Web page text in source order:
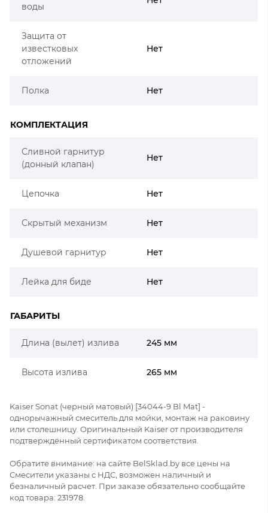
воды
Защита от
известковых
отложений
Нет
Полка Нет
КОМПЛЕКТАЦИЯ
Сливной гарнитур
(донный клапан)
Нет
Цепочка Нет
Скрытый механизм Нет
Душевой гарнитур Нет
Лейка для биде Нет
ГАБАРИТЫ
Длина (вылет) излива 245 мм
Высота излива 265 мм
Kaiser Sonat (черный матовый) [34044-9 Bl Mat] -
однорычажный смеситель для мойки, монтаж на раковину
или столешницу. Оригинальный Kaiser от производителя
подтверждённый сертификатом соответствия.
Обратите внимание: на сайте BelSklad.by все цены на
Смесители указаны с НДС, возможен наличный и
безналичный расчет. При заказе обязательно сообщайте
код товара: 231978.